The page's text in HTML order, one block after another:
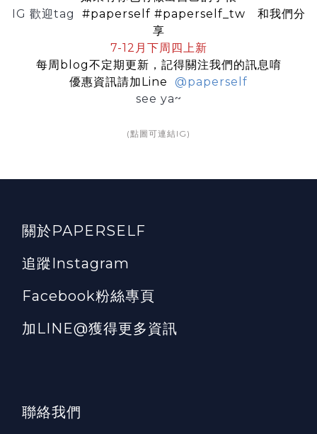
IG 歡迎tag
#paperself #paperself_tw 和我們分
享
7-12月下周四上新
每周blog不定期更新，記得關注我們的訊息唷
優惠資訊請加Line @paperself
see ya~
(點圖可連結IG)
關於PAPERSELF
追蹤Instagram
Facebook粉絲專頁
加LINE@獲得更多資訊
聯絡我們